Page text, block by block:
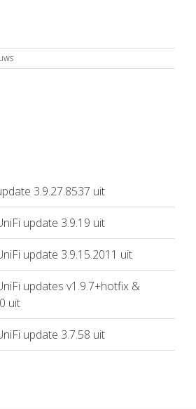
3.9.27.8537 uit
update 3.9.19 uit
update 3.9.15.2011 uit
updates v1.9.7+hotfix &
uit
update 3.7.58 uit